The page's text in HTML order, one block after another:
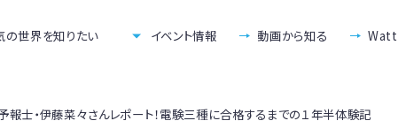
の世界を知りたい イベント情報 動画から知る Watt
報士・伊藤菜々さんレポート！電験三種に合格するまでの１年半体験記